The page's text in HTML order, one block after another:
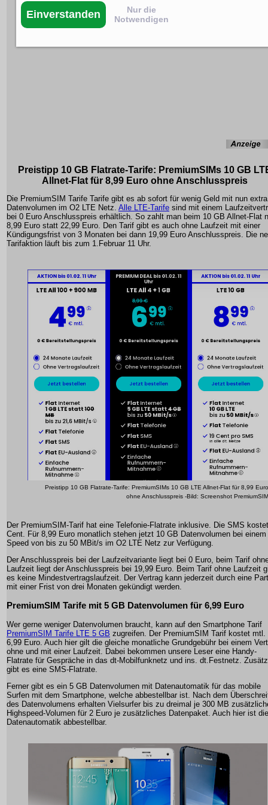
Preistipp 10 GB Flatrate-Tarife: PremiumSIMs 10 GB
Allnet-Flat für 8,99 Euro ohne Anschlusspreis
Die PremiumSIM Tarife Tarife gibt es ab sofort für wenig Geld mit nun extra
Datenvolumen im O2 LTE Netz. Alle LTE-Tarife sind mit einem
bei 0 Euro Anschlusspreis erhältlich. So zahlt man beim 10 GB Allnet-Flat
8,99 Euro statt 22,99 Euro. Den Tarif gibt es auch ohne Laufzeit mit einer
Kündigungsfrist von 3 Monaten bei dann 19,99 Euro Anschlusspreis. Die
Tarifaktion läuft bis zum 1.Februar 11 Uhr.
Preistipp 10 GB Flatrate-Tarife: PremiumSIMs 10 GB LTE Allnet-Flat für 8,99 Euro
ohne Anschlusspreis -Bild: Screenshot PremiumSIM
Der PremiumSIM-Tarif hat eine Telefonie-Flatrate inklusive. Die SMS
Cent. Für 8,99 Euro monatlich stehen jetzt 10 GB Datenvolumen bei einem
Speed von bis zu 50 MBit/s im O2 LTE Netz zur Verfügung.
Der Anschlusspreis bei der Laufzeitvariante liegt bei 0 Euro, beim Tarif
Laufzeit liegt der Anschlusspreis bei 19,99 Euro. Beim Tarif ohne Laufzeit
es keine Mindestvertragslaufzeit. Der Vertrag kann jederzeit durch eine
mit einer Frist von drei Monaten gekündigt werden.
PremiumSIM Tarife mit 5 GB Datenvolumen für 6,99 Euro
Wer gerne weniger Datenvolumen braucht, kann auf den Smartphone Tarif
PremiumSIM Tarife LTE 5 GB zugreifen. Der PremiumSIM Tarif kostet mtl.
6,99 Euro. Auch hier gilt die gleiche monatliche Grundgebühr bei einem
ohne und mit einer Laufzeit. Dabei bekommen unsere Leser eine Handy-
Flatrate für Gespräche in das dt-Mobilfunknetz und ins. dt.Festnetz.
gibt es eine SMS-Flatrate.
Ferner gibt es ein 5 GB Datenvolumen mit Datenautomatik für das mobile
Surfen mit dem Smartphone, welche abbestellbar ist. Nach dem
des Datenvolumens erhalten Vielsurfer bis zu dreimal je 300 MB
Highspeed-Volumen für 2 Euro je zusätzliches Datenpaket. Auch hier ist die
Datenautomatik abbestellbar.
Einverstanden
Nur die
Notwendigen